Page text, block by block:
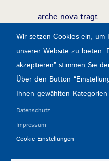
Wir setzen Cookies ein, um
unserer Website zu bieten.
akzeptieren” stimmen Sie
Über den Button
Ihnen gewählten
Datenschutz
Impressum
Cookie Einstellungen
arche nova trägt
das Spendensiegel
des Deutschen
Zentralinstituts für
soziale Fragen
durchgehend seit
Transparenz &